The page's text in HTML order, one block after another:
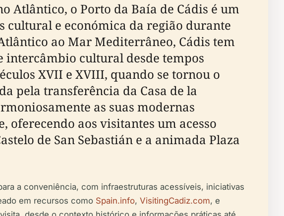
Atlântico, o Porto da Baía de Cádis é um
e económica da região durante
ao Mar Mediterrâneo, Cádis tem
intercâmbio cultural desde tempos
XVII e XVIII, quando se tornou o
pela transferência da Casa de la
as suas modernas
oferecendo aos visitantes um acesso
de San Sebastián e a animada Plaza
a conveniência, com infraestruturas acessíveis, iniciativas
em recursos como Spain.info, VisitingCadiz.com, e